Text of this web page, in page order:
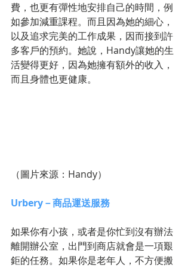
費，也更有彈性地安排自己的時間，例
如參加減重課程。而且因為她的細心，
以及追求完美的工作成果，因而接到許
多客戶的預約。她說，Handy讓她的生
活變得更好，因為她擁有額外的收入，
而且身體也更健康。
（圖片來源：Handy）
Urbery－商品運送服務
如果你有小孩，或者是你忙到沒有辦法
離開辦公室，出門到商店就會是一項艱
鉅的任務。如果你是老年人，不方便搬